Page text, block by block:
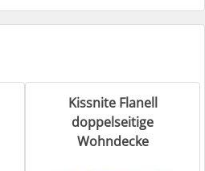
Kissnite Flanell
doppelseitige
Wohndecke